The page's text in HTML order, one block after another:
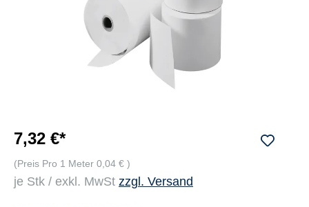
7,32 €*
(Preis Pro 1 Meter 0,04 € )
je Stk / exkl. MwSt zzgl. Versand